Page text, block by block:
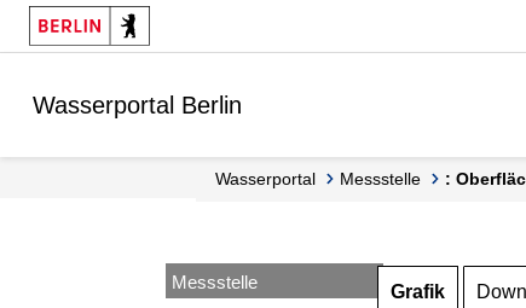
Springe zur Navigation
Springe zum Inhalt
Wasserportal Berlin
Wasserportal Messstelle :
Messstelle
Grafik